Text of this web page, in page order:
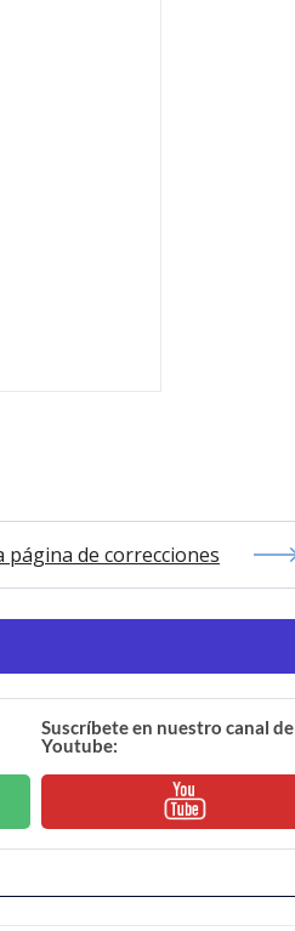
página de correcciones
Suscríbete en nuestro canal de
Youtube: